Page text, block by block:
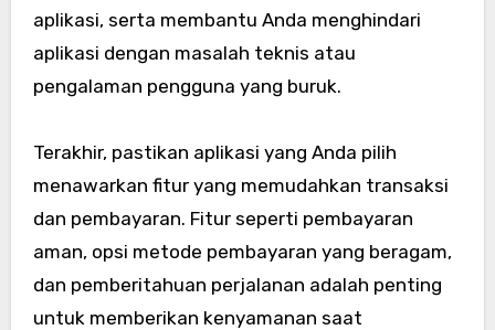
aplikasi, serta membantu Anda menghindari
aplikasi dengan masalah teknis atau
pengalaman pengguna yang buruk.
Terakhir, pastikan aplikasi yang Anda pilih
menawarkan fitur yang memudahkan transaksi
dan pembayaran. Fitur seperti pembayaran
aman, opsi metode pembayaran yang beragam,
dan pemberitahuan perjalanan adalah penting
untuk memberikan kenyamanan saat